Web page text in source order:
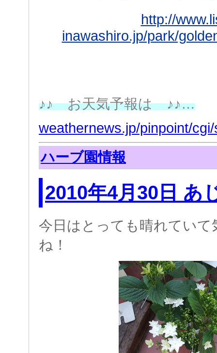
http://
inawashiro.jp/park/
♪♪ お天気予報は♪♪…
weathernews.jp/pinpoint/
ハーブ園情報
2010年4月30日 あ
今日はとっても晴れてい
ね！